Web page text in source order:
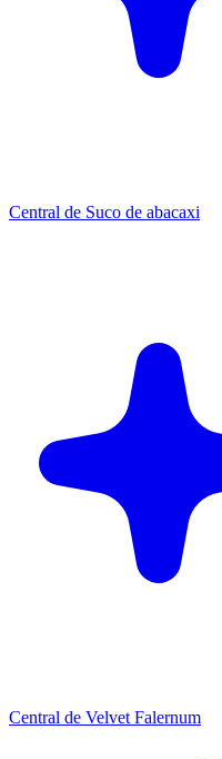
Central de Suco de abacaxi
Central de Velvet Falernum